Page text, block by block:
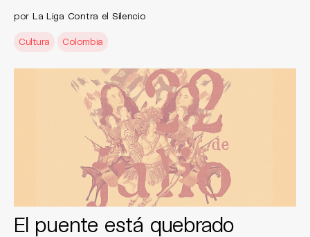
por La Liga Contra el Silencio
Cultura Colombia
El puente está quebrado